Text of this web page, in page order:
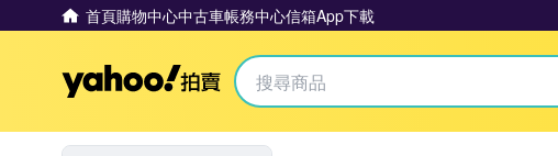
首頁購物中心中古車帳務中心信箱App下載
Yahoo拍賣